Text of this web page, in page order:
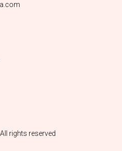
rights reserved